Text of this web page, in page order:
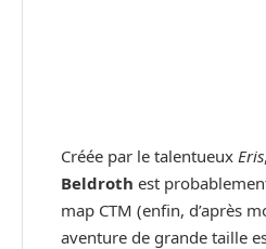
Créée par le talentueux Eris
Beldroth est
map CTM (enfin, d’après
aventure de grande taille